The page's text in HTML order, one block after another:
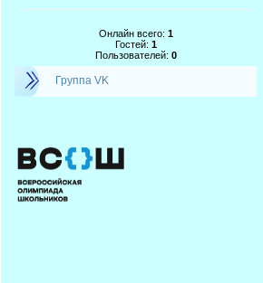
Онлайн всего: 1
Гостей: 1
Пользователей: 0
Группа VK